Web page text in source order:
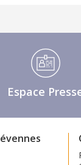
Espace